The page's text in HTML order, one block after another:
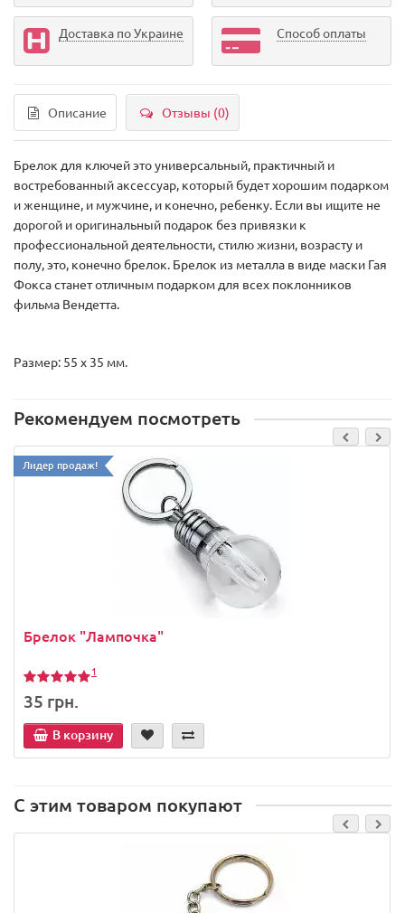
Доставка по Украине Способ оплаты
Описание Отзывы (0)
Брелок для ключей это универсальный, практичный и
востребованный аксессуар, который будет хорошим подарком
и женщине, и мужчине, и конечно, ребенку. Если вы ищите не
дорогой и оригинальный подарок без привязки к
профессиональной деятельности, стилю жизни, возрасту и
полу, это, конечно брелок. Брелок из металла в виде маски Гая
Фокса станет отличным подарком для всех поклонников
фильма Вендетта.
Размер: 55 х 35 мм.
Рекомендуем посмотреть
Лидер продаж!
Брелок "Лампочка"
1
35 грн.
В корзину
С этим товаром покупают